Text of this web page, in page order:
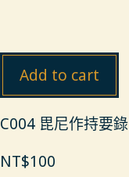
Add to cart
C004 毘尼作持要錄
NT$100